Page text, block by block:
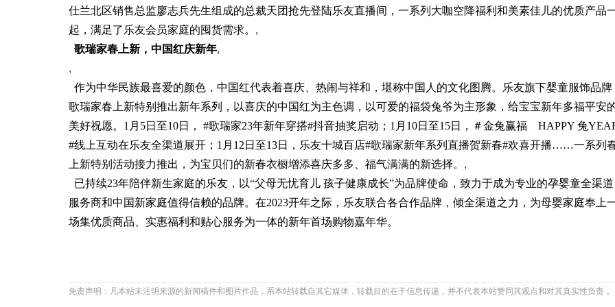
仕兰北区销售总监廖志兵先生组成的总裁天团抢先登陆乐友直播间，一系列大咖空降福利和美素佳儿的优质产品
起，满足了乐友会员家庭的囤货需求。 ,
歌瑞家春上新，中国红庆新年,
,
作为中华民族最喜爱的颜色，中国红代表着喜庆、热闹与祥和，堪称中国人的文化图腾。乐友旗下婴童服饰品牌
歌瑞家春上新特别推出新年系列，以喜庆的中国红为主色调，以可爱的福袋兔爷为主形象，给宝宝新年多福平安
美好祝愿。1月5日至10日， #歌瑞家23年新年穿搭#抖音抽奖启动；1月10日至15日，＃金兔赢福 HAPPY 兔
#线上互动在乐友全渠道展开；1月12日至13日，乐友十城百店#歌瑞家新年系列直播贺新春#欢喜开播……一系列
上新特别活动接力推出，为宝贝们的新春衣橱增添喜庆多多、福气满满的新选择。 ,
已持续23年陪伴新生家庭的乐友，以“父母无忧育儿 孩子健康成长”为品牌使命，致力于成为专业的孕婴童全渠道
服务商和中国新家庭值得信赖的品牌。在2023开年之际，乐友联合各合作品牌，倾全渠道之力，为母婴家庭奉上
场集优质商品、实惠福利和贴心服务为一体的新年首场购物嘉年华。
免责声明：凡本站未注明来源的新闻稿件和图片作品，系本站转载自其它媒体，转载目的在于信息传递，并不代表本站赞同其观点和对其真实性负责 。